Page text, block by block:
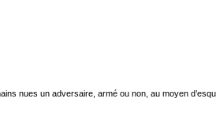
nues un adversaire, armé ou non, au moyen